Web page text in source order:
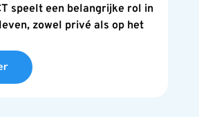
speelt een belangrijke rol in
zowel privé als op het